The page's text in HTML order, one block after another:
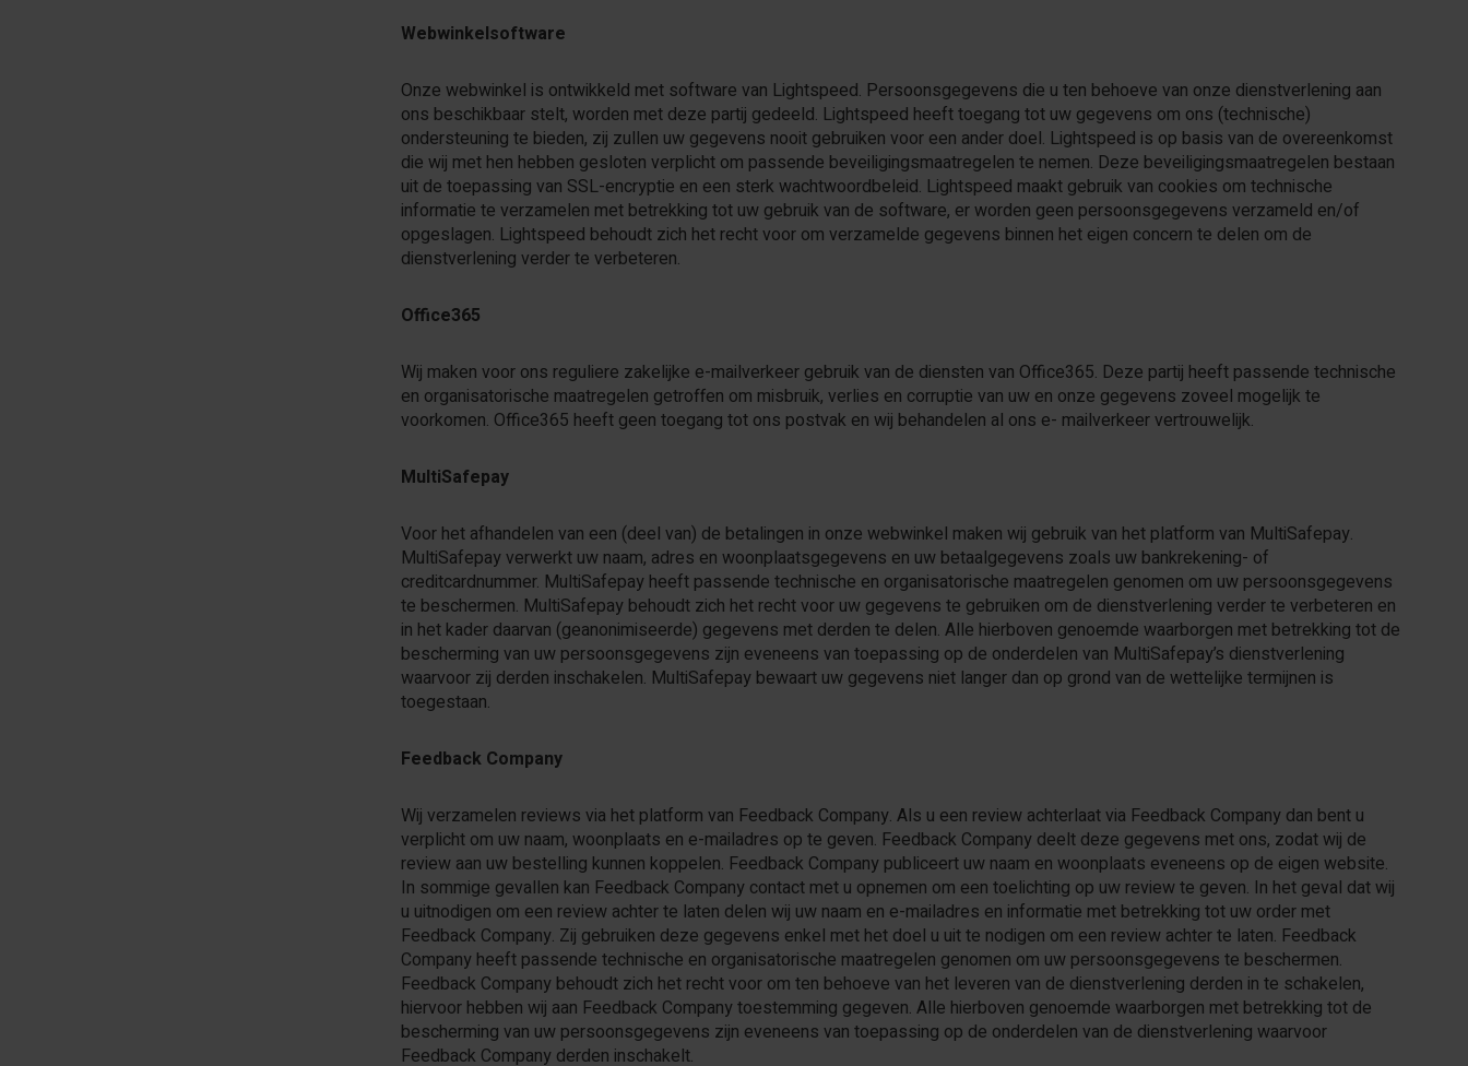
Webwinkelsoftware
Onze webwinkel is ontwikkeld met software van Lightspeed. Persoonsgegevens die u ten behoeve van onze dienstverlening aan
ons beschikbaar stelt, worden met deze partij gedeeld. Lightspeed heeft toegang tot uw gegevens om ons (technische)
ondersteuning te bieden, zij zullen uw gegevens nooit gebruiken voor een ander doel. Lightspeed is op basis van de overeenkomst
die wij met hen hebben gesloten verplicht om passende beveiligingsmaatregelen te nemen. Deze beveiligingsmaatregelen bestaan
uit de toepassing van SSL-encryptie en een sterk wachtwoordbeleid. Lightspeed maakt gebruik van cookies om technische
informatie te verzamelen met betrekking tot uw gebruik van de software, er worden geen persoonsgegevens verzameld en/of
opgeslagen. Lightspeed behoudt zich het recht voor om verzamelde gegevens binnen het eigen concern te delen om de
dienstverlening verder te verbeteren.
Office365
Wij maken voor ons reguliere zakelijke e-mailverkeer gebruik van de diensten van Office365. Deze partij heeft passende technische
en organisatorische maatregelen getroffen om misbruik, verlies en corruptie van uw en onze gegevens zoveel mogelijk te
voorkomen. Office365 heeft geen toegang tot ons postvak en wij behandelen al ons e- mailverkeer vertrouwelijk.
MultiSafepay
Voor het afhandelen van een (deel van) de betalingen in onze webwinkel maken wij gebruik van het platform van MultiSafepay.
MultiSafepay verwerkt uw naam, adres en woonplaatsgegevens en uw betaalgegevens zoals uw bankrekening- of
creditcardnummer. MultiSafepay heeft passende technische en organisatorische maatregelen genomen om uw persoonsgegevens
te beschermen. MultiSafepay behoudt zich het recht voor uw gegevens te gebruiken om de dienstverlening verder te verbeteren en
in het kader daarvan (geanonimiseerde) gegevens met derden te delen. Alle hierboven genoemde waarborgen met betrekking tot de
bescherming van uw persoonsgegevens zijn eveneens van toepassing op de onderdelen van MultiSafepay’s dienstverlening
waarvoor zij derden inschakelen. MultiSafepay bewaart uw gegevens niet langer dan op grond van de wettelijke termijnen is
toegestaan.
Feedback Company
Wij verzamelen reviews via het platform van Feedback Company. Als u een review achterlaat via Feedback Company dan bent u
verplicht om uw naam, woonplaats en e-mailadres op te geven. Feedback Company deelt deze gegevens met ons, zodat wij de
review aan uw bestelling kunnen koppelen. Feedback Company publiceert uw naam en woonplaats eveneens op de eigen website.
In sommige gevallen kan Feedback Company contact met u opnemen om een toelichting op uw review te geven. In het geval dat wij
u uitnodigen om een review achter te laten delen wij uw naam en e-mailadres en informatie met betrekking tot uw order met
Feedback Company. Zij gebruiken deze gegevens enkel met het doel u uit te nodigen om een review achter te laten. Feedback
Company heeft passende technische en organisatorische maatregelen genomen om uw persoonsgegevens te beschermen.
Feedback Company behoudt zich het recht voor om ten behoeve van het leveren van de dienstverlening derden in te schakelen,
hiervoor hebben wij aan Feedback Company toestemming gegeven. Alle hierboven genoemde waarborgen met betrekking tot de
bescherming van uw persoonsgegevens zijn eveneens van toepassing op de onderdelen van de dienstverlening waarvoor
Feedback Company derden inschakelt.